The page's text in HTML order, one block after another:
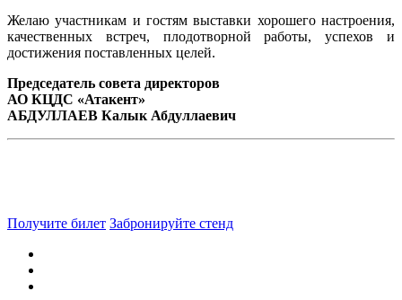
Желаю участникам и гостям выставки хорошего настроения,
качественных встреч, плодотворной работы, успехов и
достижения поставленных целей.
Председатель совета директоров
АО КЦДС «Атакент»
АБДУЛЛАЕВ Калык Абдуллаевич
Получите билет Забронируйте стенд